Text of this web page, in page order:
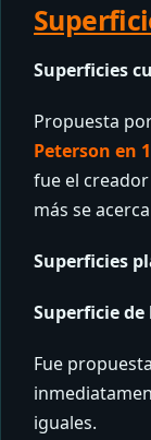
Superficies
Propuesta
Peterson en
fue el
más se
Superficies
Superficie
Fue
iguales.